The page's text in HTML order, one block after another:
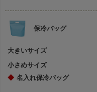
保冷バッグ
大きいサイズ
小さめサイズ
◆ 名入れ保冷バッグ